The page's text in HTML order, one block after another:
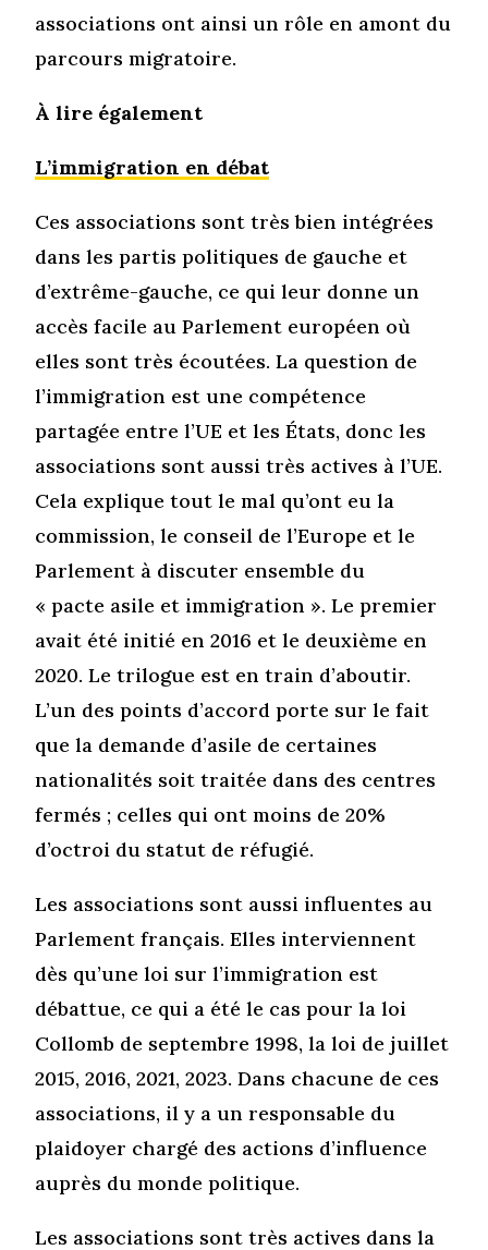
associations ont ainsi un rôle en amont du
parcours migratoire.
À lire également
L’immigration en débat
Ces associations sont très bien intégrées
dans les partis politiques de gauche et
d’extrême-gauche, ce qui leur donne un
accès facile au Parlement européen où
elles sont très écoutées. La question de
l’immigration est une compétence
partagée entre l’UE et les États, donc les
associations sont aussi très actives à l’UE.
Cela explique tout le mal qu’ont eu la
commission, le conseil de l’Europe et le
Parlement à discuter ensemble du
« pacte asile et immigration ». Le premier
avait été initié en 2016 et le deuxième en
2020. Le trilogue est en train d’aboutir.
L’un des points d’accord porte sur le fait
que la demande d’asile de certaines
nationalités soit traitée dans des centres
fermés ; celles qui ont moins de 20%
d’octroi du statut de réfugié.
Les associations sont aussi influentes au
Parlement français. Elles interviennent
dès qu’une loi sur l’immigration est
débattue, ce qui a été le cas pour la loi
Collomb de septembre 1998, la loi de juillet
2015, 2016, 2021, 2023. Dans chacune de ces
associations, il y a un responsable du
plaidoyer chargé des actions d’influence
auprès du monde politique.
Les associations sont très actives dans la